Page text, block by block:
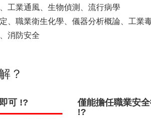
工業通風、生物偵測、流行病學
、職業衛生化學、儀器分析概論、工業
消防安全
？
可 !?
僅能擔任職業安
!?